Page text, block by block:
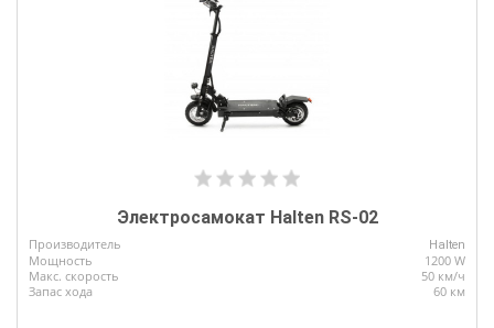
Электросамокат Halten RS-02
Производитель Halten
Мощность
1200 W
Макс. скорость
50 км/ч
Запас хода
60 км